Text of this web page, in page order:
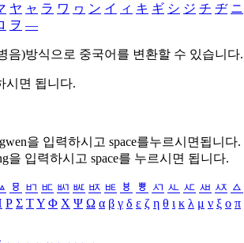
ヤ ャ ラ ワ ヮ ン イ ィ キ ギ シ ジ チ ヂ ニ
ヲ ―
음)방식으로 중국어를 변환할 수 있습니다.
시면 됩니다.
을 입력하시고 space를누르시면됩니다.
을 입력하시고 space를 누르시면 됩니다.
ㅱ ㅲ ㅳ ㅴ ㅵ ㅶ ㅷ ㅸ ㅹ ㅺ ㅻ ㅼ ㅽ ㅾ ㅿ
Ρ Σ ΤΥ Φ Χ Ψ Ω α β γ δ ε ζ η θ ι κ λ μ ν ξ ο π